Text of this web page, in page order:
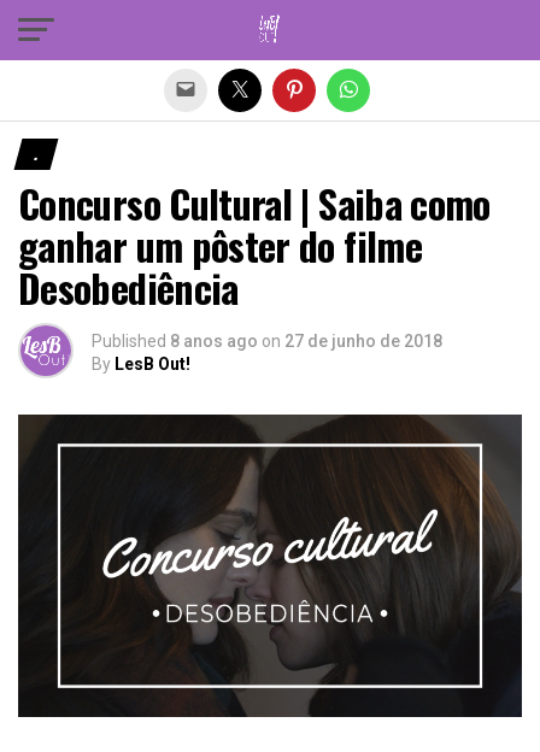
.
Concurso Cultural | Saiba como
ganhar um pôster do filme
Desobediência
Published 8 anos ago on 27 de junho de 2018
By LesB Out!
Sair da versão mobile